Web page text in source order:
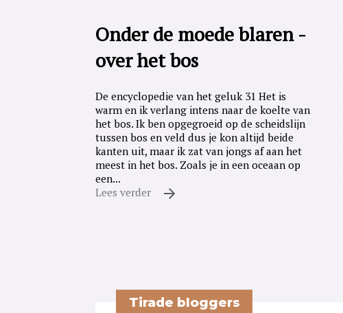
Onder de moede blaren -
over het bos
De encyclopedie van het geluk 31 Het is
warm en ik verlang intens naar de koelte van
het bos. Ik ben opgegroeid op de scheidslijn
tussen bos en veld dus je kon altijd beide
kanten uit, maar ik zat van jongs af aan het
meest in het bos. Zoals je in een oceaan op
een...
Lees verder
Tirade bloggers